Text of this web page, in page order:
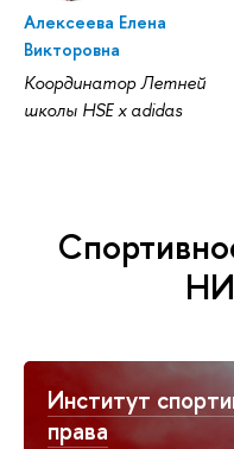
Алексеева Елена
Викторовна
Координатор Летней
школы HSE x adidas
Институт
права